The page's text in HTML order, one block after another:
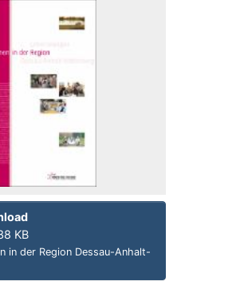
KB
in der Region Dessau-Anhalt-